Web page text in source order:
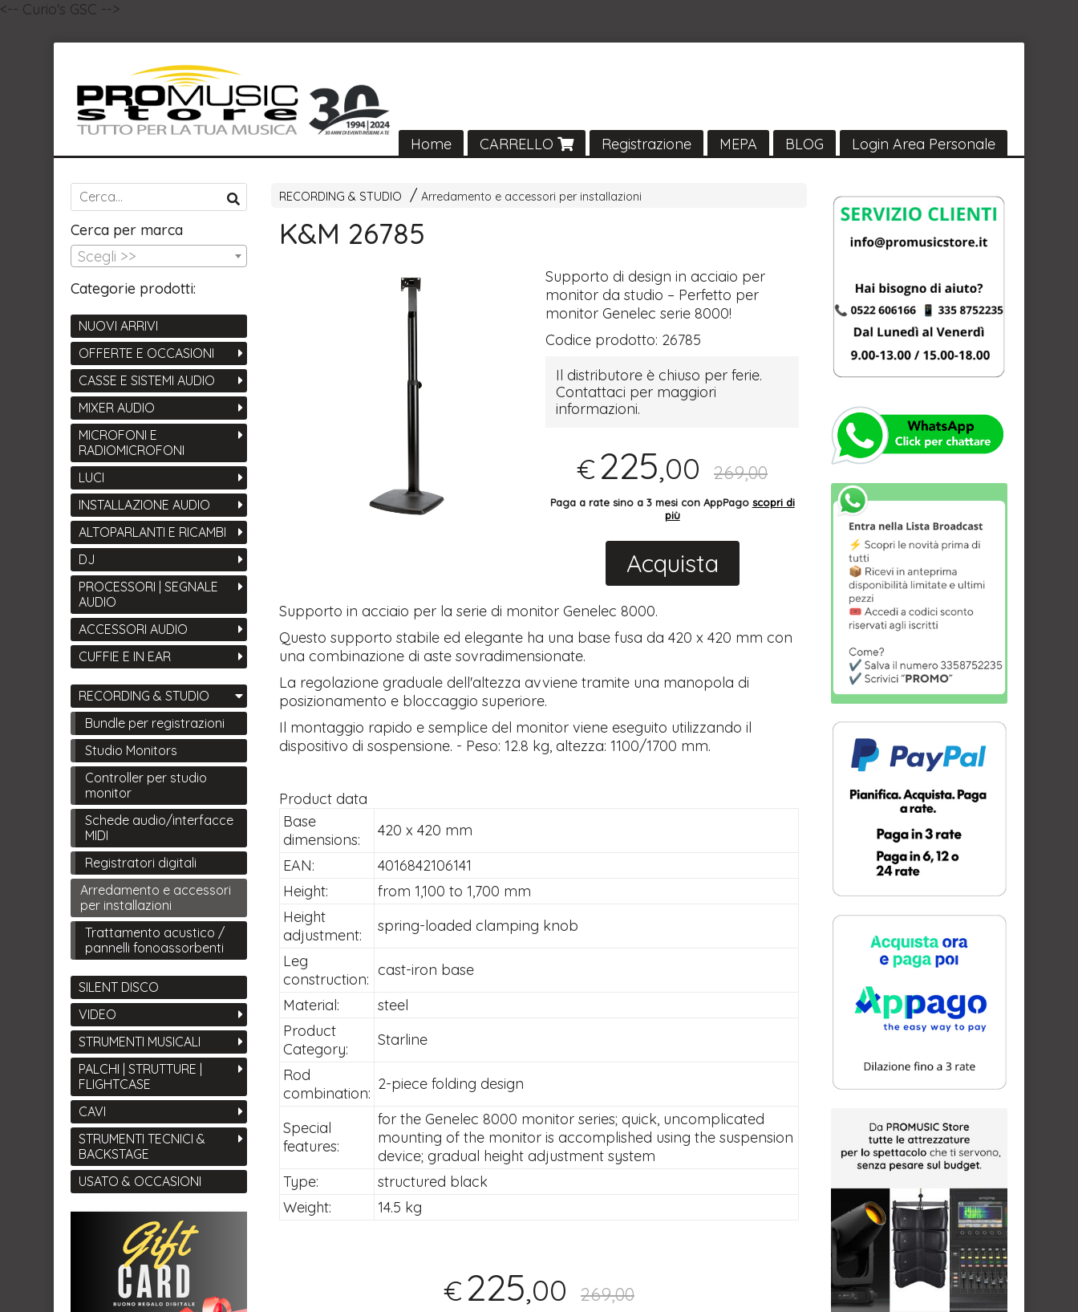
<-- Curio's GSC -->
Home CARRELLO Registrazione MEPA BLOG Login Area Personale
RECORDING & STUDIO Arredamento e accessori per installazioni
K&M 26785
Supporto di design in acciaio per
monitor da studio – Perfetto per
monitor Genelec serie 8000!
Codice prodotto: 26785
Il distributore è chiuso per ferie.
Contattaci per maggiori
informazioni.
€225,00 269,00
Paga a rate sino a 3 mesi con AppPago scopri di
più
Acquista
​Supporto in acciaio per la serie di monitor Genelec 8000.
Questo supporto stabile ed elegante ha una base fusa da 420 x 420 mm con
una combinazione di aste sovradimensionate.
La regolazione graduale dell'altezza avviene tramite una manopola di
posizionamento e bloccaggio superiore.
Il montaggio rapido e semplice del monitor viene eseguito utilizzando il
dispositivo di sospensione. - Peso: 12.8 kg, altezza: 1100/1700 mm.
Product data
Base
dimensions:
420 x 420 mm
EAN:
4016842106141
Height:
from 1,100 to 1,700 mm
Height
adjustment:
spring-loaded clamping knob
Leg
construction:
cast-iron base
Material:
steel
Product
Category:
Starline
Rod
combination:
2-piece folding design
Special
features:
for the Genelec 8000 monitor series; quick, uncomplicated
mounting of the monitor is accomplished using the suspension
device; gradual height adjustment system
Type:
structured black
Weight:
14.5 kg
€225,00 269,00
Cerca per marca
Scegli >>
Categorie prodotti:
NUOVI ARRIVI
OFFERTE E OCCASIONI
CASSE E SISTEMI AUDIO
MIXER AUDIO
MICROFONI E
RADIOMICROFONI
LUCI
INSTALLAZIONE AUDIO
ALTOPARLANTI E RICAMBI
DJ
PROCESSORI | SEGNALE
AUDIO
ACCESSORI AUDIO
CUFFIE E IN EAR
RECORDING & STUDIO
Bundle per registrazioni
Studio Monitors
Controller per studio
monitor
Schede audio/interfacce
MIDI
Registratori digitali
Arredamento e accessori
per installazioni
Trattamento acustico /
pannelli fonoassorbenti
SILENT DISCO
VIDEO
STRUMENTI MUSICALI
PALCHI | STRUTTURE |
FLIGHTCASE
CAVI
STRUMENTI TECNICI &
BACKSTAGE
USATO & OCCASIONI